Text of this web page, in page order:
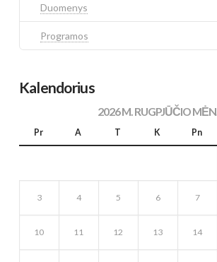
Duomenys
Programos
Kalendorius
2026 M. RUGPJŪČIO MĖN.
Pr A T K Pn
3 4 5 6 7
10 11 12 13 14